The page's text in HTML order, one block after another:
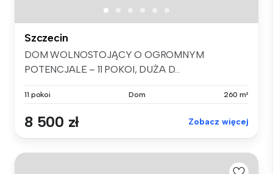
Szczecin
DOM WOLNOSTOJĄCY O OGROMNYM
POTENCJALE – 11 POKOI, DUŻA D...
11 pokoi Dom 260 m²
8 500 zł Zobacz więcej